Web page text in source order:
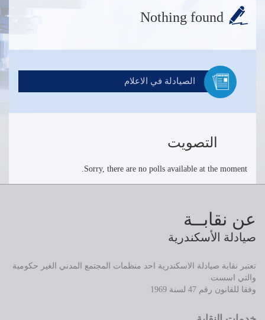
Nothing found
الصيادلة في الاعلام
التصويت
Sorry, there are no polls available at the moment.
عن نقابــة
صيادلة الأسكندرية
تعتبر نقابة صيادلة الاسكندرية احد منظمات المجتمع المدني الغير حكومية
والتي اسست
وفقا للقانون رقم 47 لسنة 1969